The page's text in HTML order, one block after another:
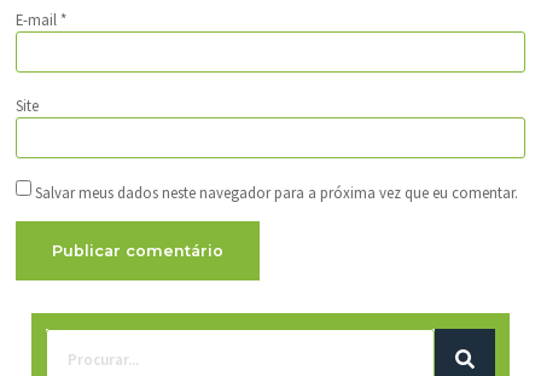
E-mail *
Site
Salvar meus dados neste navegador para a próxima vez que eu comentar.